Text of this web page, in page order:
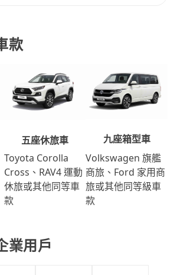
款
五座休旅車
Toyota Corolla
Cross、RAV4 運動
休旅或其他同等車
款
九座箱型車
Volkswagen 旗艦
商旅、Ford 家用商
旅或其他同等級車
款
業用戶